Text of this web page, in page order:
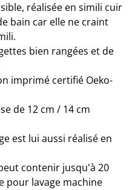
réalisée en simili cuir
bain car elle ne craint
bien rangées et de
imprimé certifié Oeko-
de 12 cm / 14 cm
est lui aussi réalisé en
contenir jusqu'à 20
pour lavage machine